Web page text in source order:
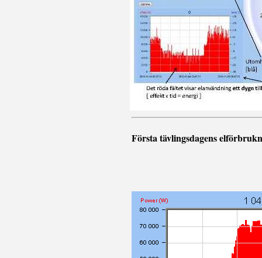
Första tävlingsdagens